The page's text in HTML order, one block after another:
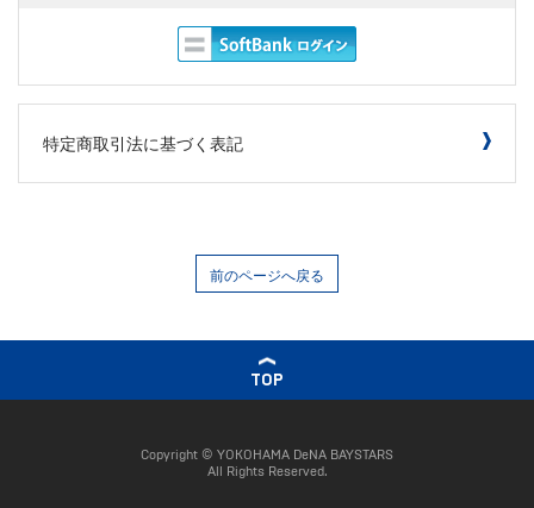
特定商取引法に基づく表記
前のページへ戻る
TOP
Copyright © YOKOHAMA DeNA BAYSTARS
All Rights Reserved.